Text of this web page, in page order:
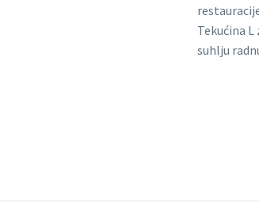
Tekućina
suhlju